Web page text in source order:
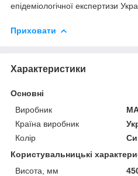
епідеміологічної експертизи
Приховати
Характеристики
Основні
Виробник
Країна виробник
Колір
Користувальницькі
Висота, мм